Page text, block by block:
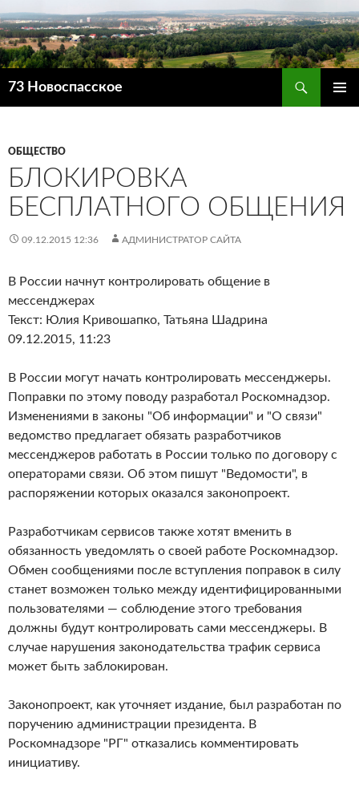
73 Новоспасское
ОБЩЕСТВО
БЛОКИРОВКА
БЕСПЛАТНОГО ОБЩЕНИЯ
09.12.2015 12:36 АДМИНИСТРАТОР САЙТА
В России начнут контролировать общение в
мессенджерах
Текст: Юлия Кривошапко, Татьяна Шадрина
09.12.2015, 11:23
В России могут начать контролировать мессенджеры.
Поправки по этому поводу разработал Роскомнадзор.
Изменениями в законы "Об информации" и "О связи"
ведомство предлагает обязать разработчиков
мессенджеров работать в России только по договору с
операторами связи. Об этом пишут "Ведомости", в
распоряжении которых оказался законопроект.
Разработчикам сервисов также хотят вменить в
обязанность уведомлять о своей работе Роскомнадзор.
Обмен сообщениями после вступления поправок в силу
станет возможен только между идентифицированными
пользователями — соблюдение этого требования
должны будут контролировать сами мессенджеры. В
случае нарушения законодательства трафик сервиса
может быть заблокирован.
Законопроект, как уточняет издание, был разработан по
поручению администрации президента. В
Роскомнадзоре "РГ" отказались комментировать
инициативу.